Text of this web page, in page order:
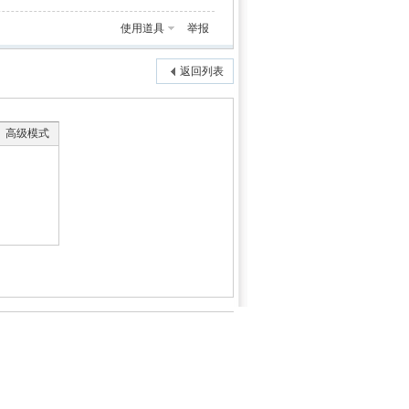
使用道具 举报
返回列表
高级模式